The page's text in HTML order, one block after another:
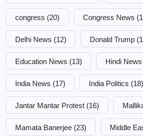
congress (20) Congress News
Delhi News (12) Donald Trump
Education News (13) Hindi News
India News (17) India Politics (18)
Jantar Mantar Protest (16)
Mamata Banerjee (23) Middle